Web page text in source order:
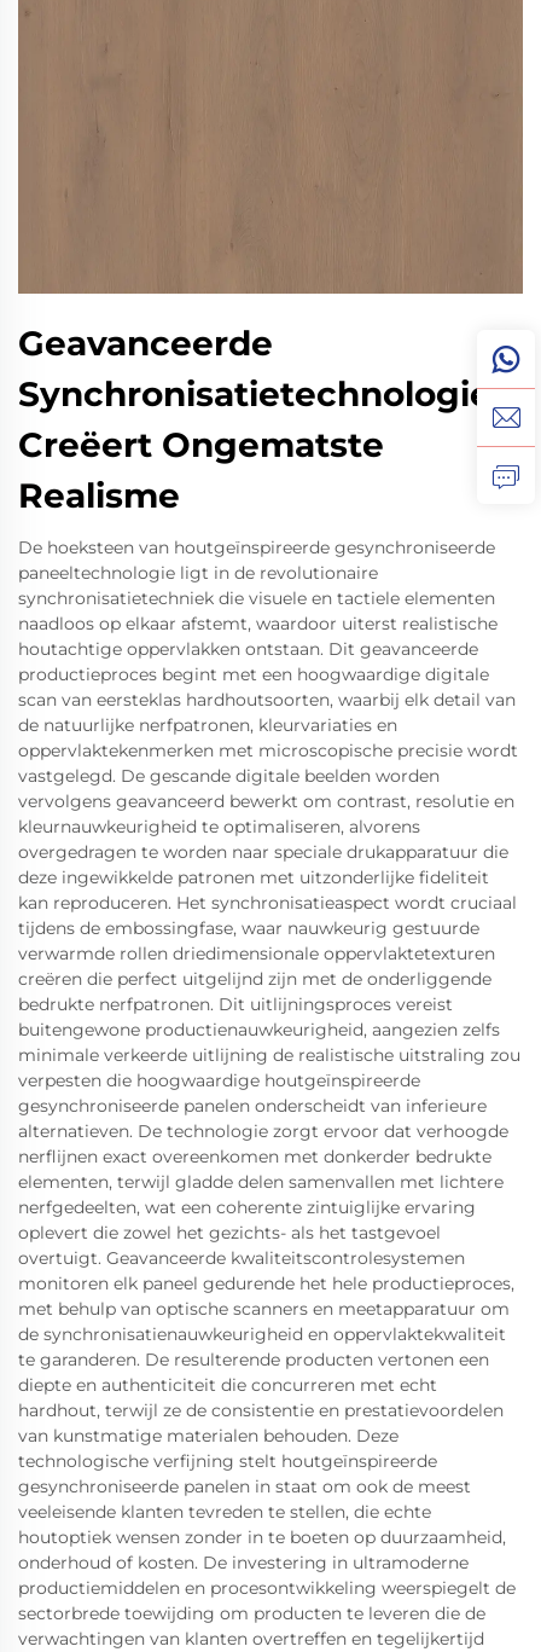
Geavanceerde
Synchronisatietechnologie
Creëert Ongematste
Realisme
De hoeksteen van houtgeïnspireerde gesynchroniseerde
paneeltechnologie ligt in de revolutionaire
synchronisatietechniek die visuele en tactiele elementen
naadloos op elkaar afstemt, waardoor uiterst realistische
houtachtige oppervlakken ontstaan. Dit geavanceerde
productieproces begint met een hoogwaardige digitale
scan van eersteklas hardhoutsoorten, waarbij elk detail van
de natuurlijke nerfpatronen, kleurvariaties en
oppervlaktekenmerken met microscopische precisie wordt
vastgelegd. De gescande digitale beelden worden
vervolgens geavanceerd bewerkt om contrast, resolutie en
kleurnauwkeurigheid te optimaliseren, alvorens
overgedragen te worden naar speciale drukapparatuur die
deze ingewikkelde patronen met uitzonderlijke fideliteit
kan reproduceren. Het synchronisatieaspect wordt cruciaal
tijdens de embossingfase, waar nauwkeurig gestuurde
verwarmde rollen driedimensionale oppervlaktetexturen
creëren die perfect uitgelijnd zijn met de onderliggende
bedrukte nerfpatronen. Dit uitlijningsproces vereist
buitengewone productienauwkeurigheid, aangezien zelfs
minimale verkeerde uitlijning de realistische uitstraling zou
verpesten die hoogwaardige houtgeïnspireerde
gesynchroniseerde panelen onderscheidt van inferieure
alternatieven. De technologie zorgt ervoor dat verhoogde
nerflijnen exact overeenkomen met donkerder bedrukte
elementen, terwijl gladde delen samenvallen met lichtere
nerfgedeelten, wat een coherente zintuiglijke ervaring
oplevert die zowel het gezichts- als het tastgevoel
overtuigt. Geavanceerde kwaliteitscontrolesystemen
monitoren elk paneel gedurende het hele productieproces,
met behulp van optische scanners en meetapparatuur om
de synchronisatienauwkeurigheid en oppervlaktekwaliteit
te garanderen. De resulterende producten vertonen een
diepte en authenticiteit die concurreren met echt
hardhout, terwijl ze de consistentie en prestatievoordelen
van kunstmatige materialen behouden. Deze
technologische verfijning stelt houtgeïnspireerde
gesynchroniseerde panelen in staat om ook de meest
veeleisende klanten tevreden te stellen, die echte
houtoptiek wensen zonder in te boeten op duurzaamheid,
onderhoud of kosten. De investering in ultramoderne
productiemiddelen en procesontwikkeling weerspiegelt de
sectorbrede toewijding om producten te leveren die de
verwachtingen van klanten overtreffen en tegelijkertijd